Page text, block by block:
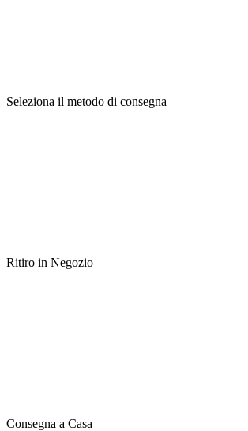
Seleziona il metodo di consegna
Ritiro in Negozio
Consegna a Casa